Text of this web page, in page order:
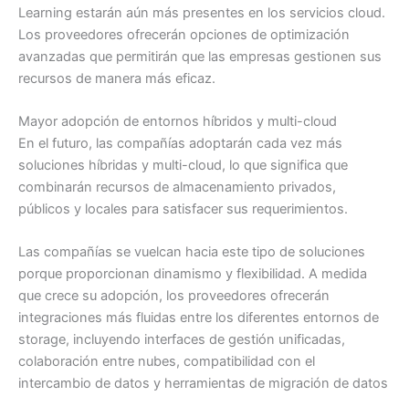
Learning estarán aún más presentes en los servicios cloud.
Los proveedores ofrecerán opciones de optimización
avanzadas que permitirán que las empresas gestionen sus
recursos de manera más eficaz.
Mayor adopción de entornos híbridos y multi-cloud
En el futuro, las compañías adoptarán cada vez más
soluciones híbridas y multi-cloud, lo que significa que
combinarán recursos de almacenamiento privados,
públicos y locales para satisfacer sus requerimientos.
Las compañías se vuelcan hacia este tipo de soluciones
porque proporcionan dinamismo y flexibilidad. A medida
que crece su adopción, los proveedores ofrecerán
integraciones más fluidas entre los diferentes entornos de
storage, incluyendo interfaces de gestión unificadas,
colaboración entre nubes, compatibilidad con el
intercambio de datos y herramientas de migración de datos